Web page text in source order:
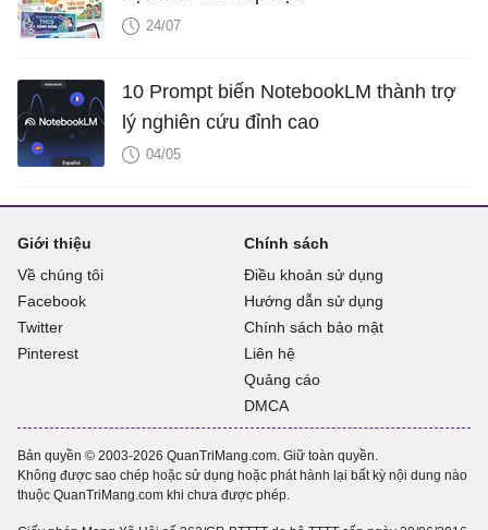
24/07
10 Prompt biến NotebookLM thành trợ
lý nghiên cứu đỉnh cao
04/05
Giới thiệu
Về chúng tôi
Facebook
Twitter
Pinterest
Chính sách
Điều khoản sử dụng
Hướng dẫn sử dụng
Chính sách bảo mật
Liên hệ
Quảng cáo
DMCA
Bản quyền © 2003-2026 QuanTriMang.com. Giữ toàn quyền.
Không được sao chép hoặc sử dụng hoặc phát hành lại bất kỳ nội dung nào
thuộc QuanTriMang.com khi chưa được phép.